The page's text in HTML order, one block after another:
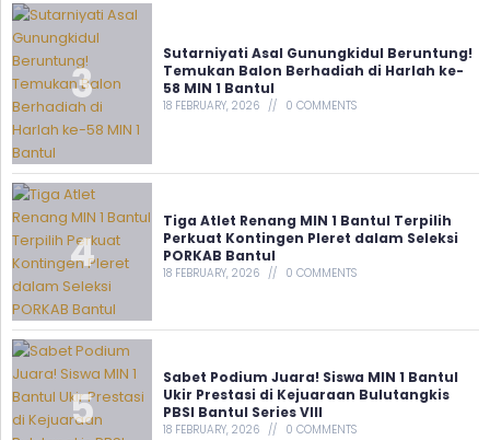
Sutarniyati Asal Gunungkidul Beruntung!
Temukan Balon Berhadiah di Harlah ke-
58 MIN 1 Bantul
18 FEBRUARY, 2026 0 COMMENTS
Tiga Atlet Renang MIN 1 Bantul Terpilih
Perkuat Kontingen Pleret dalam Seleksi
PORKAB Bantul
18 FEBRUARY, 2026 0 COMMENTS
Sabet Podium Juara! Siswa MIN 1 Bantul
Ukir Prestasi di Kejuaraan Bulutangkis
PBSI Bantul Series VIII
18 FEBRUARY, 2026 0 COMMENTS